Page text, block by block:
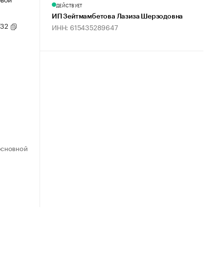
ДЕЙСТВУЕТ
ИП Зейтмамбетова Лазиза Шерзодовна
ИНН: 615435289647